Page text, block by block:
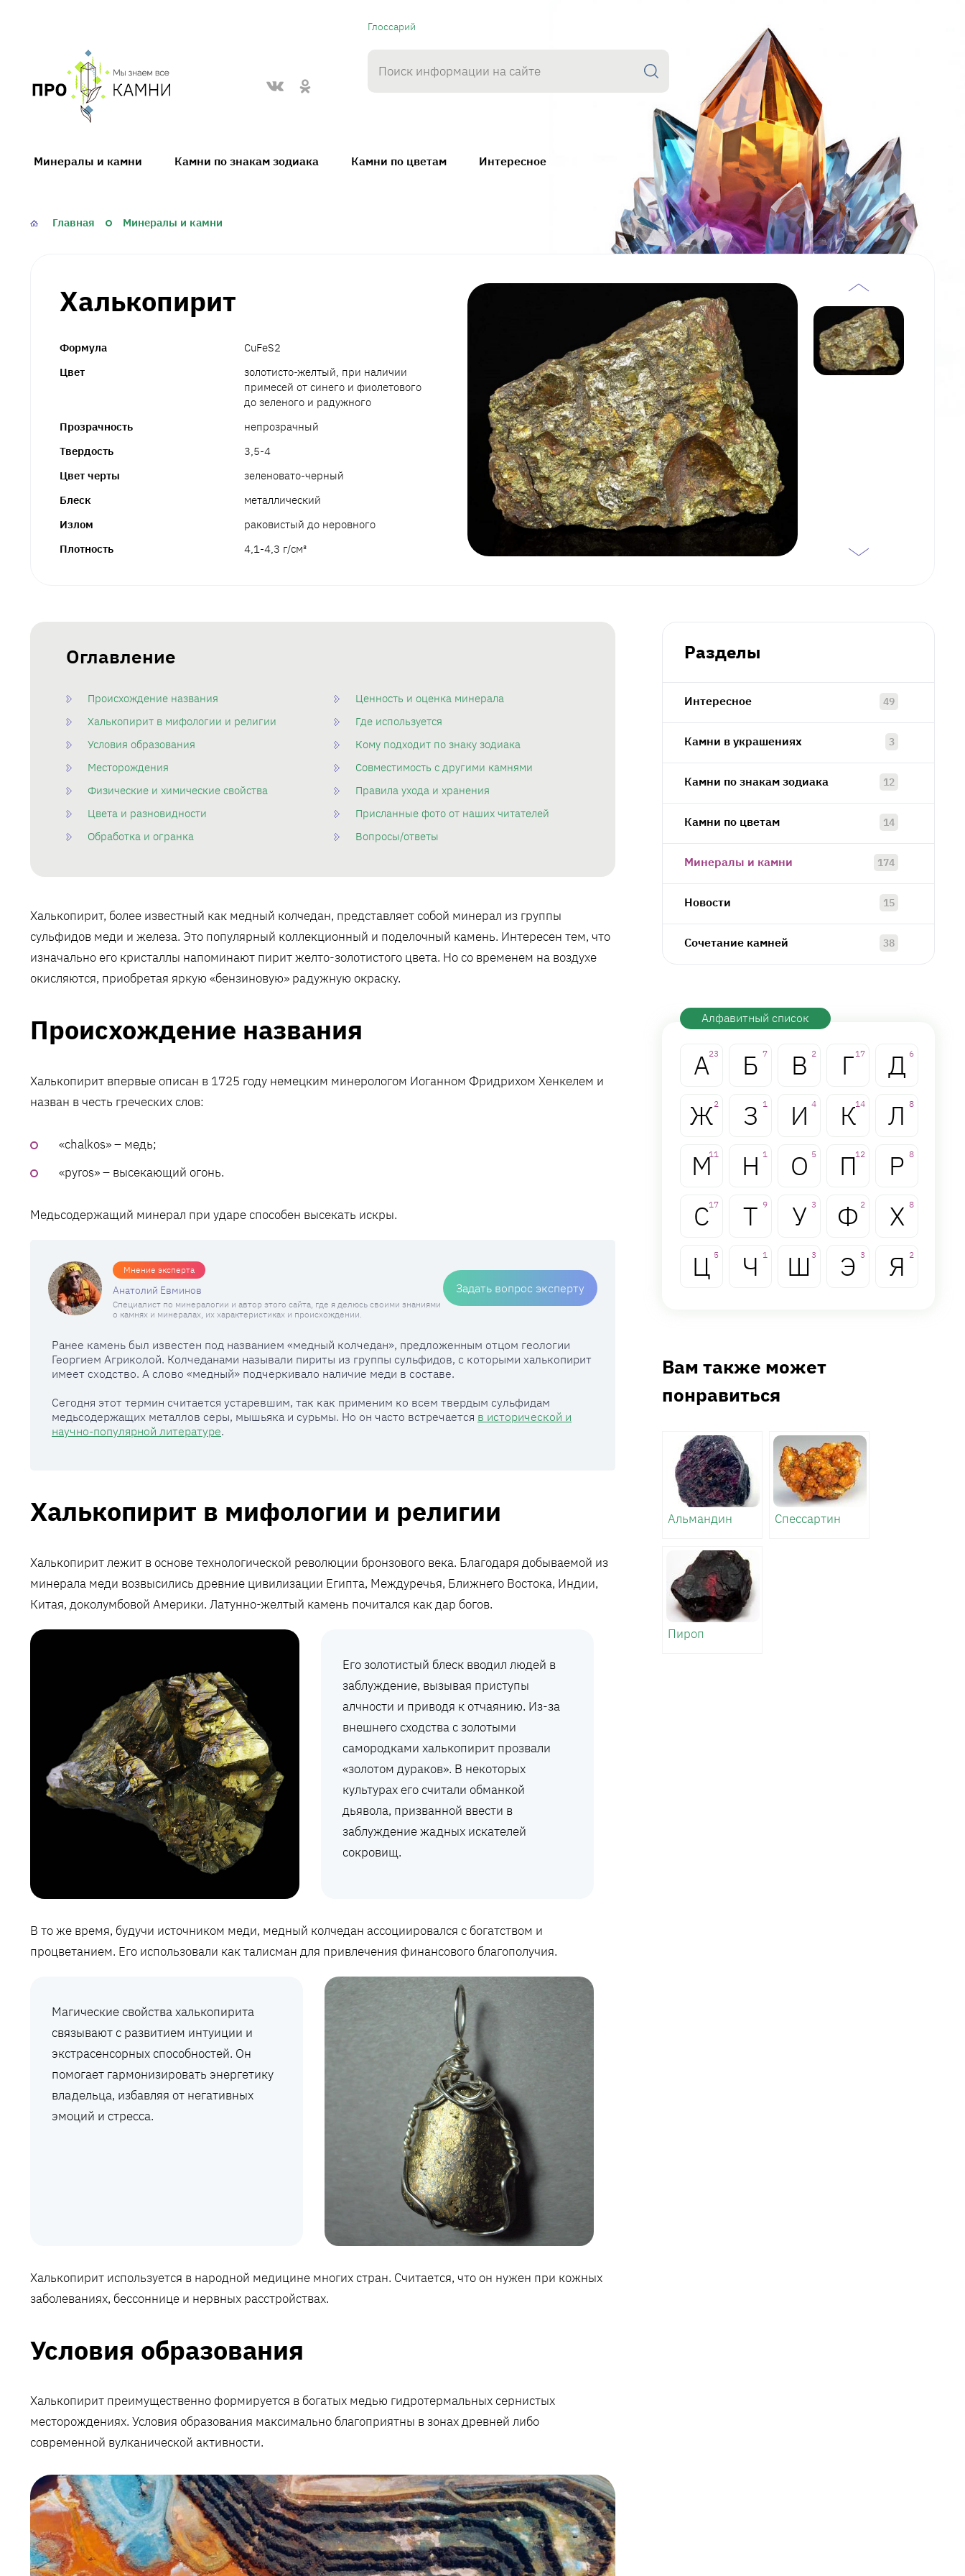
Глоссарий
proKamni
Минералы и камни Камни по знакам зодиака Камни по цветам Интересное
Главная Минералы и камни
Халькопирит
Формула
CuFeS2
Цвет
золотисто-желтый, при наличии
примесей от синего и фиолетового
до зеленого и радужного
Прозрачность
непрозрачный
Твердость
3,5-4
Цвет черты
зеленовато-черный
Блеск
металлический
Излом
раковистый до неровного
Плотность
4,1-4,3 г/см³
Оглавление
Происхождение названия
Халькопирит в мифологии и религии
Условия образования
Месторождения
Физические и химические свойства
Цвета и разновидности
Обработка и огранка
Ценность и оценка минерала
Где используется
Кому подходит по знаку зодиака
Совместимость с другими камнями
Правила ухода и хранения
Присланные фото от наших читателей
Вопросы/ответы
Халькопирит, более известный как медный колчедан, представляет собой минерал из группы
сульфидов меди и железа. Это популярный коллекционный и поделочный камень. Интересен тем, что
изначально его кристаллы напоминают пирит желто-золотистого цвета. Но со временем на воздухе
окисляются, приобретая яркую «бензиновую» радужную окраску.
Происхождение названия
Халькопирит впервые описан в 1725 году немецким минерологом Иоганном Фридрихом Хенкелем и
назван в честь греческих слов:
«chalkos» – медь;
«pyros» – высекающий огонь.
Медьсодержащий минерал при ударе способен высекать искры.
Мнение эксперта
Анатолий Евминов
Специалист по минералогии и автор этого сайта, где я делюсь своими знаниями
о камнях и минералах, их характеристиках и происхождении.
Задать вопрос эксперту
Ранее камень был известен под названием «медный колчедан», предложенным отцом геологии
Георгием Агриколой. Колчеданами называли пириты из группы сульфидов, с которыми халькопирит
имеет сходство. А слово «медный» подчеркивало наличие меди в составе.
Сегодня этот термин считается устаревшим, так как применим ко всем твердым сульфидам
медьсодержащих металлов серы, мышьяка и сурьмы. Но он часто встречается в исторической и
научно-популярной литературе.
Халькопирит в мифологии и религии
Халькопирит лежит в основе технологической революции бронзового века. Благодаря добываемой из
минерала меди возвысились древние цивилизации Египта, Междуречья, Ближнего Востока, Индии,
Китая, доколумбовой Америки. Латунно-желтый камень почитался как дар богов.
Его золотистый блеск вводил людей в
заблуждение, вызывая приступы
алчности и приводя к отчаянию. Из-за
внешнего сходства с золотыми
самородками халькопирит прозвали
«золотом дураков». В некоторых
культурах его считали обманкой
дьявола, призванной ввести в
заблуждение жадных искателей
сокровищ.
В то же время, будучи источником меди, медный колчедан ассоциировался с богатством и
процветанием. Его использовали как талисман для привлечения финансового благополучия.
Магические свойства халькопирита
связывают с развитием интуиции и
экстрасенсорных способностей. Он
помогает гармонизировать энергетику
владельца, избавляя от негативных
эмоций и стресса.
Халькопирит используется в народной медицине многих стран. Считается, что он нужен при кожных
заболеваниях, бессоннице и нервных расстройствах.
Условия образования
Халькопирит преимущественно формируется в богатых медью гидротермальных сернистых
месторождениях. Условия образования максимально благоприятны в зонах древней либо
современной вулканической активности.
Разделы
Интересное 49
Камни в украшениях 3
Камни по знакам зодиака 12
Камни по цветам 14
Минералы и камни 174
Новости 15
Сочетание камней 38
Алфавитный список
А23 Б 7 В 2 Г 17 Д 6
Ж2 З 1 И 4 К14 Л 8
М11 Н 1 О 5 П12 Р 8
С17 Т 9 У 3 Ф 2 Х 8
Ц 5 Ч 1 Ш 3 Э 3 Я 2
Вам также может
понравиться
Альмандин Спессартин
Пироп